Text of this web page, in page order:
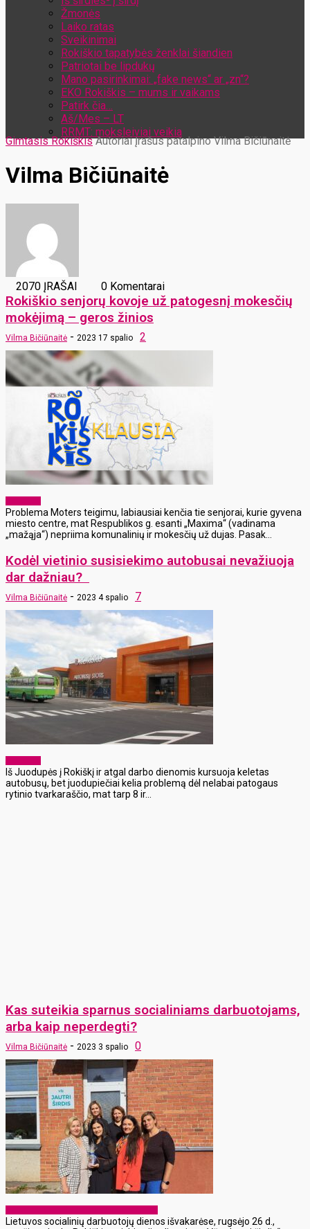
Žmonės
Laiko ratas
Sveikinimai
Rokiškio tapatybės ženklai šiandien
Patriotai be lipdukų
Mano pasirinkimai: „fake news“ ar „zn“?
EKO Rokiškis – mums ir vaikams
Patirk čia…
Aš/Mes – LT
RRMT: moksleiviai veikia
Gimtasis Rokiškis Autoriai Įrašus patalpino Vilma Bičiūnaitė
Vilma Bičiūnaitė
2070 ĮRAŠAI 0 Komentarai
Rokiškio senjorų kovoje už patogesnį mokesčių
mokėjimą – geros žinios
Vilma Bičiūnaitė - 2023 17 spalio 2
Problema Moters teigimu, labiausiai kenčia tie senjorai, kurie gyvena
miesto centre, mat Respublikos g. esanti „Maxima“ (vadinama
„mažąja“) nepriima komunalinių ir mokesčių už dujas. Pasak...
Kodėl vietinio susisiekimo autobusai nevažiuoja
dar dažniau?
Vilma Bičiūnaitė - 2023 4 spalio 7
Iš Juodupės į Rokiškį ir atgal darbo dienomis kursuoja keletas
autobusų, bet juodupiečiai kelia problemą dėl nelabai patogaus
rytinio tvarkaraščio, mat tarp 8 ir...
Kas suteikia sparnus socialiniams darbuotojams,
arba kaip neperdegti?
Vilma Bičiūnaitė - 2023 3 spalio 0
Lietuvos socialinių darbuotojų dienos išvakarėse, rugsėjo 26 d.,